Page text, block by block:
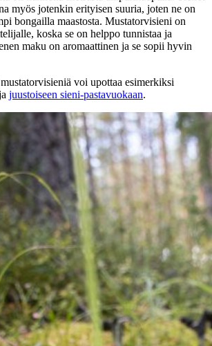
myös jotenkin erityisen suuria, joten ne on
bongailla maastosta. Mustatorvisieni on
koska se on helppo tunnistaa ja
maku on aromaattinen ja se sopii hyvin
voi upottaa esimerkiksi
juustoiseen sieni-pastavuokaan.